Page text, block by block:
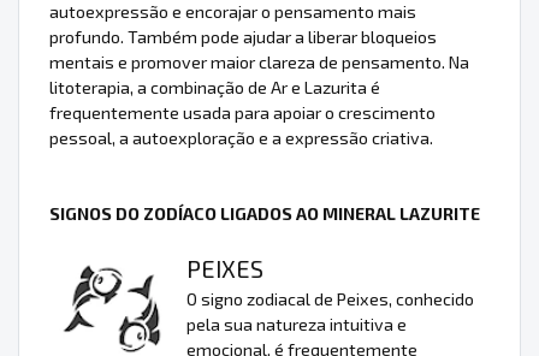
autoexpressão e encorajar o pensamento mais
profundo. Também pode ajudar a liberar bloqueios
mentais e promover maior clareza de pensamento. Na
litoterapia, a combinação de Ar e Lazurita é
frequentemente usada para apoiar o crescimento
pessoal, a autoexploração e a expressão criativa.
SIGNOS DO ZODÍACO LIGADOS AO MINERAL LAZURITE
PEIXES
O signo zodiacal de Peixes, conhecido
pela sua natureza intuitiva e
emocional, é frequentemente